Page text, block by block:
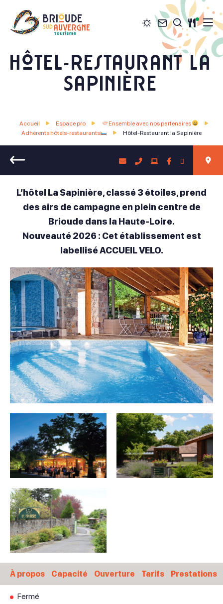
MétéoContact
Je
Hôtel-Restaurant la
Sapinière
Accueil Espace pro
Ensemble avec nos partenaires
Adhérents hôtels-restaurants
Hôtel-Restaurant la Sapinière
Retour
L’hôtel La Sapinière, classé 3 étoiles, prend
des airs de campagne en plein centre de
Brioude dans la Haute-Loire.
Nouveauté 2026 : Cet établissement est
labellisé ACCUEIL VELO.
À propos Capacité Ouverture Tarifs Prestations
Fermé